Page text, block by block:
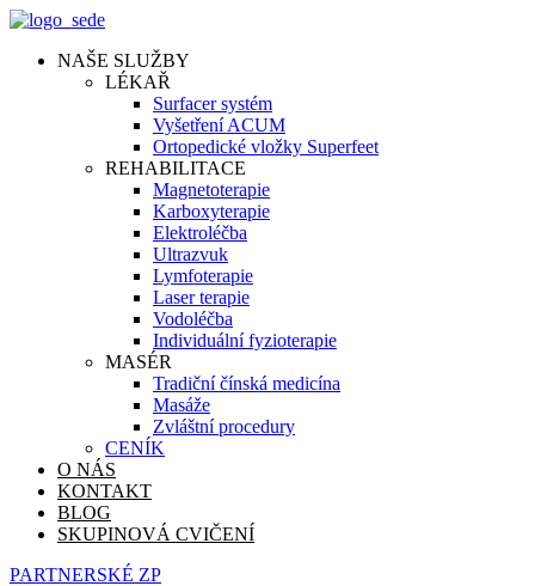
NAŠE SLUŽBY
LÉKAŘ
Surfacer systém
Vyšetření ACUM
Ortopedické vložky Superfeet
REHABILITACE
Magnetoterapie
Karboxyterapie
Elektroléčba
Ultrazvuk
Lymfoterapie
Laser terapie
Vodoléčba
Individuální fyzioterapie
MASÉR
Tradiční čínská medicína
Masáže
Zvláštní procedury
CENÍK
O NÁS
KONTAKT
BLOG
SKUPINOVÁ CVIČENÍ
PARTNERSKÉ ZP